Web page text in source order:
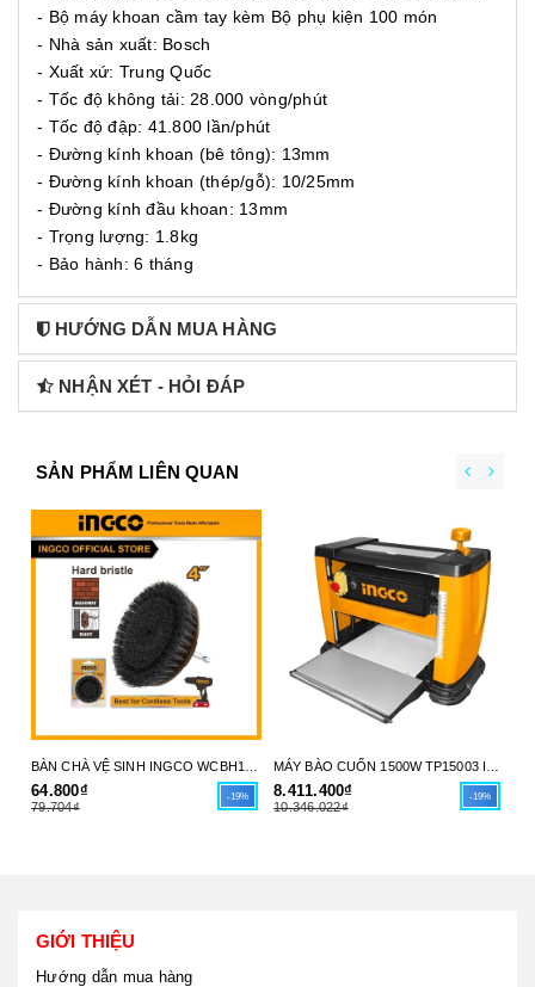
- Bộ máy khoan cầm tay kèm Bộ phụ kiện 100 món
- Nhà sản xuất: Bosch
- Xuất xứ: Trung Quốc
- Tốc độ không tải: 28.000 vòng/phút
- Tốc độ đập: 41.800 lần/phút
- Đường kính khoan (bê tông): 13mm
- Đường kính khoan (thép/gỗ): 10/25mm
- Đường kính đầu khoan: 13mm
- Trọng lượng: 1.8kg
- Bảo hành: 6 tháng
HƯỚNG DẪN MUA HÀNG
NHẬN XÉT - HỎI ĐÁP
SẢN PHẨM LIÊN QUAN
64.800₫
79.704₫
-19% 8.411.400₫
10.346.022₫
-19%
GIỚI THIỆU
Hướng dẫn mua hàng